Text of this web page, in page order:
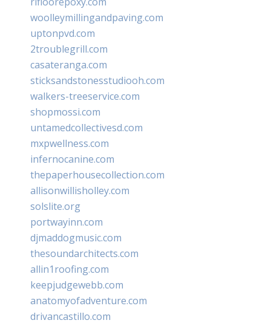
woolleymillingandpaving.com
uptonpvd.com
2troublegrill.com
casateranga.com
sticksandstonesstudiooh.com
walkers-treeservice.com
shopmossi.com
untamedcollectivesd.com
mxpwellness.com
infernocanine.com
thepaperhousecollection.com
allisonwillisholley.com
solslite.org
portwayinn.com
djmaddogmusic.com
thesoundarchitects.com
allin1roofing.com
keepjudgewebb.com
anatomyofadventure.com
drivancastillo.com